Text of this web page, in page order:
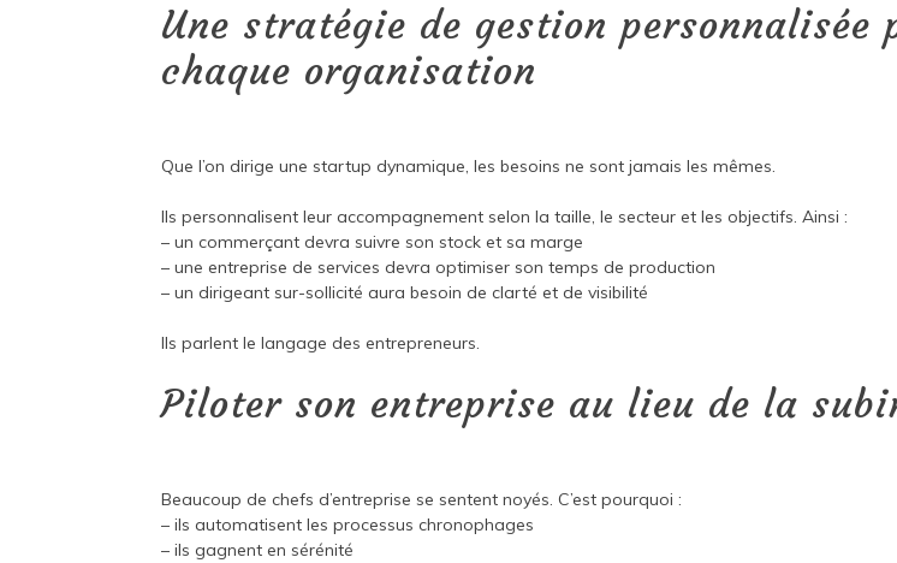
Une stratégie de gestion personnalisée
chaque organisation
Que l’on dirige une startup dynamique, les besoins ne sont jamais les mêmes.
Ils personnalisent leur accompagnement selon la taille, le secteur et les objectifs. Ainsi :
– un commerçant devra suivre son stock et sa marge
– une entreprise de services devra optimiser son temps de production
– un dirigeant sur-sollicité aura besoin de clarté et de visibilité
Ils parlent le langage des entrepreneurs.
Piloter son entreprise au lieu de la
Beaucoup de chefs d’entreprise se sentent noyés. C’est pourquoi :
– ils automatisent les processus chronophages
– ils gagnent en sérénité